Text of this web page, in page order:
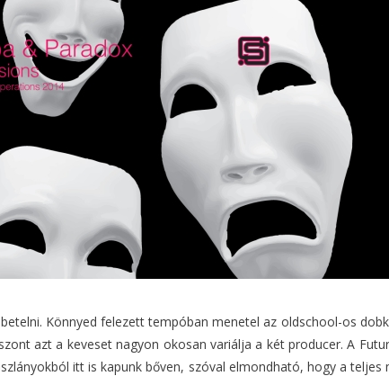
Könnyed felezett tempóban menetel az oldschool-os
azt a keveset nagyon okosan variálja a két producer. A
itt is kapunk bőven, szóval elmondható, hogy a teljes